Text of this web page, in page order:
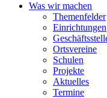
Was wir machen
Themenfelder
Einrichtungen
Ortsvereine
Schulen
Projekte
Aktuelles
Termine